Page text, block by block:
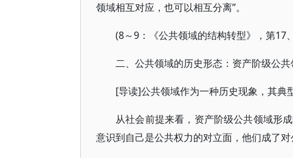
领域相互对应，也可以相互分离”。
(8～9：《公共领域的结构转型》，第17
二、公共领域的历史形态：资产阶级公
[导读]公共领域作为一种历史现象，其典
从社会前提来看，资产阶级公共领域形
意识到自己是公共权力的对立面，他们成了